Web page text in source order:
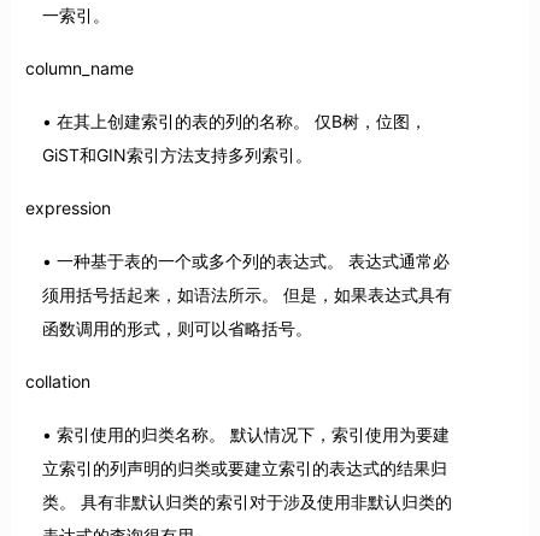
一索引。
column_name
在其上创建索引的表的列的名称。 仅B树，位图，
GiST和GIN索引方法支持多列索引。
expression
一种基于表的一个或多个列的表达式。 表达式通常必
须用括号括起来，如语法所示。 但是，如果表达式具有
函数调用的形式，则可以省略括号。
collation
索引使用的归类名称。 默认情况下，索引使用为要建
立索引的列声明的归类或要建立索引的表达式的结果归
类。 具有非默认归类的索引对于涉及使用非默认归类的